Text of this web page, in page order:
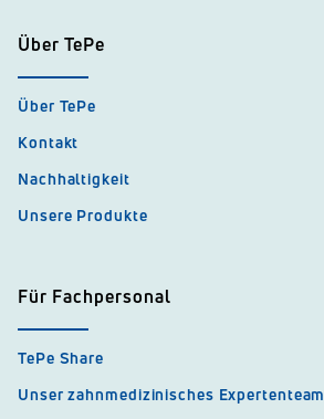
Über TePe
Über TePe
Kontakt
Nachhaltigkeit
Unsere Produkte
Für Fachpersonal
TePe Share
Unser zahnmedizinisches Expertenteam